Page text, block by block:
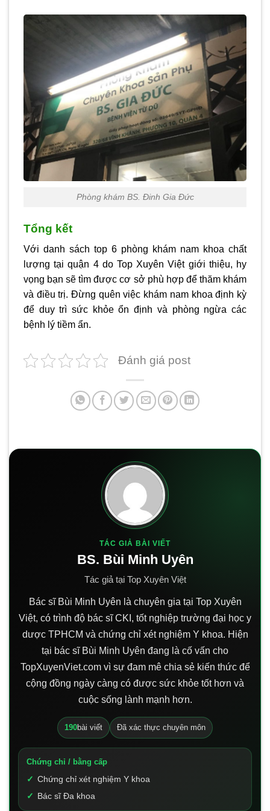
Phòng khám BS. Đinh Gia Đức
Tổng kết
Với danh sách top 6 phòng khám nam khoa chất
lượng tại quận 4 do Top Xuyên Việt giới thiệu, hy
vọng bạn sẽ tìm được cơ sở phù hợp để thăm khám
và điều trị. Đừng quên việc khám nam khoa định kỳ
để duy trì sức khỏe ổn định và phòng ngừa các
bệnh lý tiềm ẩn.
Đánh giá post
TÁC GIẢ BÀI VIẾT
BS. Bùi Minh Uyên
Tác giả tại Top Xuyên Việt
Bác sĩ Bùi Minh Uyên là chuyên gia tại Top Xuyên
Việt, có trình độ bác sĩ CKI, tốt nghiệp trường đại học y
dược TPHCM và chứng chỉ xét nghiệm Y khoa. Hiện
tại bác sĩ Bùi Minh Uyên đang là cố vấn cho
TopXuyenViet.com vì sự đam mê chia sẻ kiến thức để
cộng đồng ngày càng có được sức khỏe tốt hơn và
cuộc sống lành mạnh hơn.
190bài viết Đã xác thực chuyên môn
Chứng chỉ / bằng cấp
Chứng chỉ xét nghiệm Y khoa
Bác sĩ Đa khoa